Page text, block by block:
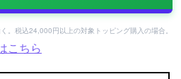
。税込24,000円以上の対象トッピング購入の場合。
こちら